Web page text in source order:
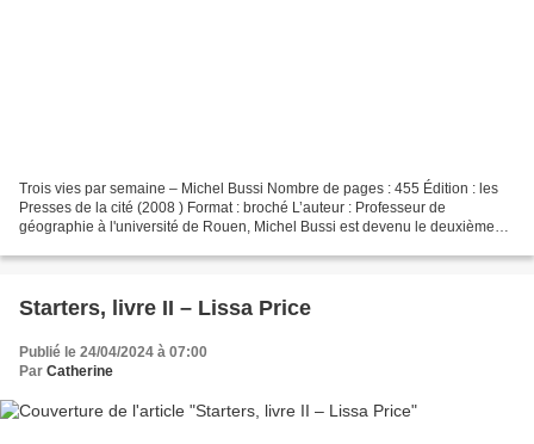
Trois vies par semaine – Michel Bussi Nombre de pages : 455 Édition : les
Presses de la cité (2008 ) Format : broché L’auteur : Professeur de
géographie à l'université de Rouen, Michel Bussi est devenu le deuxième
Starters, livre II – Lissa Price
Publié le 24/04/2024 à 07:00
Par Catherine